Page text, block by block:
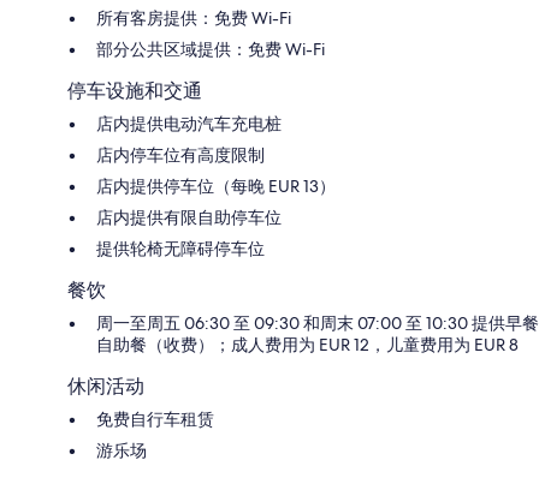
所有客房提供：免费 Wi-Fi
部分公共区域提供：免费 Wi-Fi
停车设施和交通
店内提供电动汽车充电桩
店内停车位有高度限制
店内提供停车位（每晚 EUR 13）
店内提供有限自助停车位
提供轮椅无障碍停车位
餐饮
周一至周五 06:30 至 09:30 和周末 07:00 至 10:30 提供早餐
自助餐（收费）；成人费用为 EUR 12，儿童费用为 EUR 8
休闲活动
免费自行车租赁
游乐场